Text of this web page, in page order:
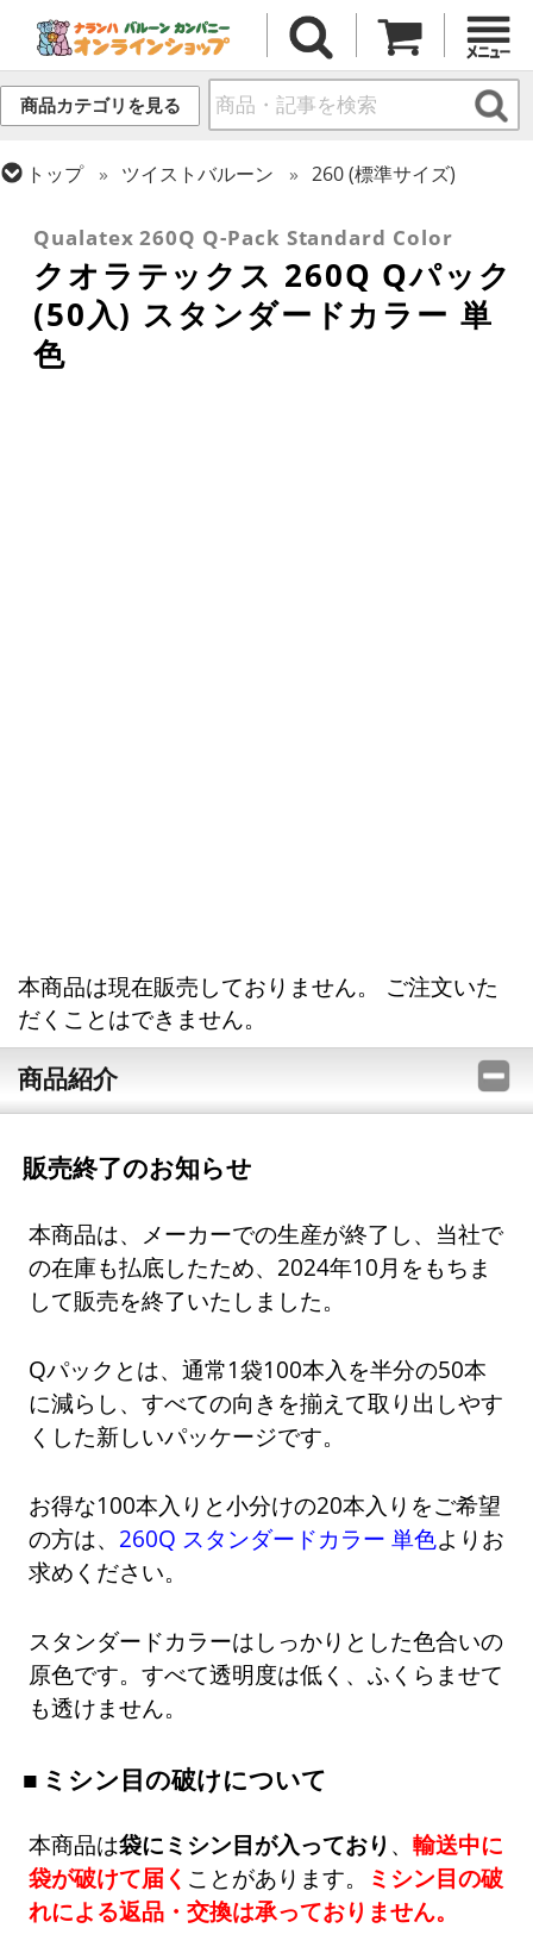
商品カテゴリを見る
トップ ツイストバルーン
260 (標準サイズ)
Qualatex 260Q Q-Pack Standard Color
クオラテックス 260Q Qパック
(50入) スタンダードカラー 単
色
本商品は現在販売しておりません。 ご注文いた
だくことはできません。
商品紹介
販売終了のお知らせ
本商品は、メーカーでの生産が終了し、当社で
の在庫も払底したため、2024年10月をもちま
して販売を終了いたしました。
Qパックとは、通常1袋100本入を半分の50本
に減らし、すべての向きを揃えて取り出しやす
くした新しいパッケージです。
お得な100本入りと小分けの20本入りをご希望
の方は、 260Q スタンダードカラー 単色よりお
求めください。
スタンダードカラーはしっかりとした色合いの
原色です。すべて透明度は低く、ふくらませて
も透けません。
ミシン目の破けについて
本商品は袋にミシン目が入っており 、輸送中に
袋が破けて届く ことがあります。
ミシン目の破
れによる返品・交換は承っておりません。